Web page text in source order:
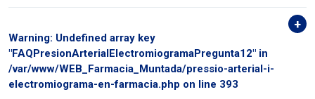
Warning: Undefined array key
"FAQPresionArterialElectromiogramaPregunta12" in
/var/www/WEB_Farmacia_Muntada/pressio-arterial-i-
electromiograma-en-farmacia.php on line 393